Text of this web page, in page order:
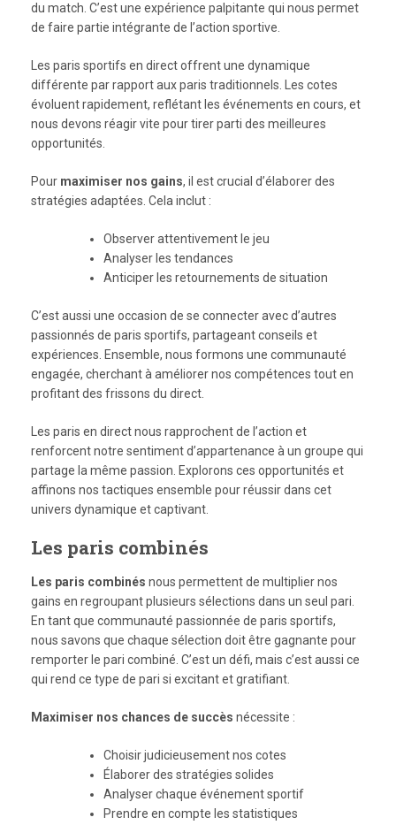
du match. C’est une expérience palpitante qui nous permet
de faire partie intégrante de l’action sportive.
Les paris sportifs en direct offrent une dynamique
différente par rapport aux paris traditionnels. Les cotes
évoluent rapidement, reflétant les événements en cours, et
nous devons réagir vite pour tirer parti des meilleures
opportunités.
Pour maximiser nos gains, il est crucial d’élaborer des
stratégies adaptées. Cela inclut :
Observer attentivement le jeu
Analyser les tendances
Anticiper les retournements de situation
C’est aussi une occasion de se connecter avec d’autres
passionnés de paris sportifs, partageant conseils et
expériences. Ensemble, nous formons une communauté
engagée, cherchant à améliorer nos compétences tout en
profitant des frissons du direct.
Les paris en direct nous rapprochent de l’action et
renforcent notre sentiment d’appartenance à un groupe qui
partage la même passion. Explorons ces opportunités et
affinons nos tactiques ensemble pour réussir dans cet
univers dynamique et captivant.
Les paris combinés
Les paris combinés nous permettent de multiplier nos
gains en regroupant plusieurs sélections dans un seul pari.
En tant que communauté passionnée de paris sportifs,
nous savons que chaque sélection doit être gagnante pour
remporter le pari combiné. C’est un défi, mais c’est aussi ce
qui rend ce type de pari si excitant et gratifiant.
Maximiser nos chances de succès nécessite :
Choisir judicieusement nos cotes
Élaborer des stratégies solides
Analyser chaque événement sportif
Prendre en compte les statistiques